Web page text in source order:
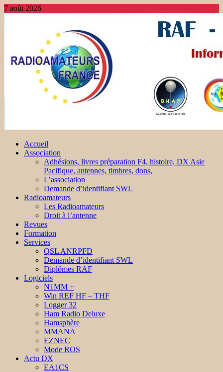
7 août 2026
Accueil
Association
Adhésions, livres préparation F4, histoire, DX Asie
Pacifique, antennes, timbres, dons,
L’association
Demande d’identifiant SWL
Radioamateurs
Les Radioamateurs
Droit à l’antenne
Revues
Formation
Services
QSL ANRPFD
Demande d’identifiant SWL
Diplômes RAF
Logiciels
N1MM +
Win REF HF – THF
Logger 32
Ham Radio Deluxe
Hamsphère
MMANA
EZNEC
Mode ROS
Actu DX
EA1CS